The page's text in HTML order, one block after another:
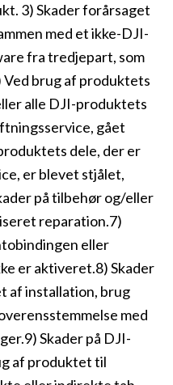
3) Skader forårsaget
med et ikke-DJI-
fra tredjepart, som
brug af produktets
alle DJI-produktets
gået
dele, der er
er blevet stjålet,
på tilbehør og/eller
reparation.7)
eller
er aktiveret.8) Skader
af installation, brug
med
Skader på DJI-
af produktet til